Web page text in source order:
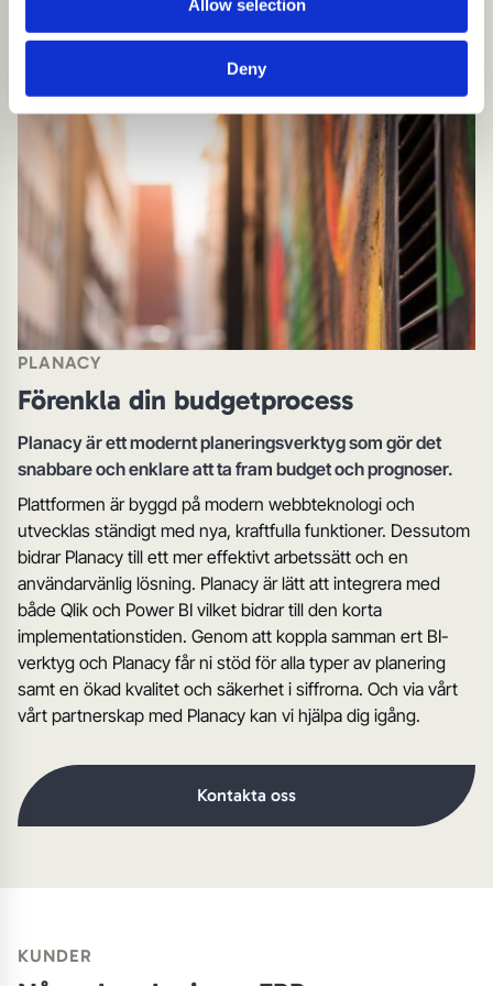
Allow selection
Deny
PLANACY
Förenkla din budgetprocess
Planacy är ett modernt planeringsverktyg som gör det
snabbare och enklare att ta fram budget och prognoser.
Plattformen är byggd på modern webbteknologi och
utvecklas ständigt med nya, kraftfulla funktioner. Dessutom
bidrar Planacy till ett mer effektivt arbetssätt och en
användarvänlig lösning. Planacy är lätt att integrera med
både Qlik och Power BI vilket bidrar till den korta
implementationstiden. Genom att koppla samman ert BI-
verktyg och Planacy får ni stöd för alla typer av planering
samt en ökad kvalitet och säkerhet i siffrorna. Och via vårt
vårt partnerskap med Planacy kan vi hjälpa dig igång.
Kontakta oss
KUNDER